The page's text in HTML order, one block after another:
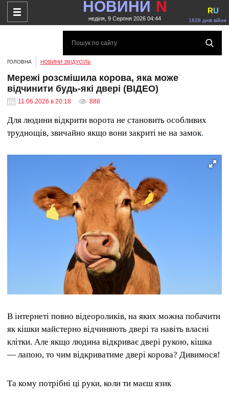
НОВИНИ N
неділя, 9 Серпня 2026 04:44 1628 днів війни
RU
ГОЛОВНА НОВИНИ ЗВІДУСІЛЬ
Мережі розсмішила корова, яка може
відчинити будь-які двері (ВІДЕО)
11.06.2026 в 20:18 888
Для людини відкрити ворота не становить особливих
труднощів, звичайно якщо вони закриті не на замок.
В інтернеті повно відеороликів, на яких можна побачити
як кішки майстерно відчиняють двері та навіть власні
клітки. Але якщо людина відкриває двері рукою, кішка
— лапою, то чим відкриватиме двері корова? Дивимося!
Та кому потрібні ці руки, коли ти маєш язик